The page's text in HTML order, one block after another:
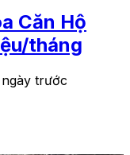
Căn Hộ
tháng
trước